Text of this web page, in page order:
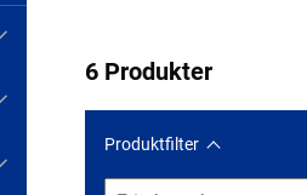
6 Produkter
Produktfilter